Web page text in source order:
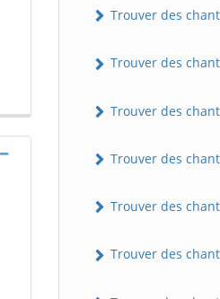
Trouver des
Trouver des
Trouver des
Trouver des
Trouver des
Trouver des